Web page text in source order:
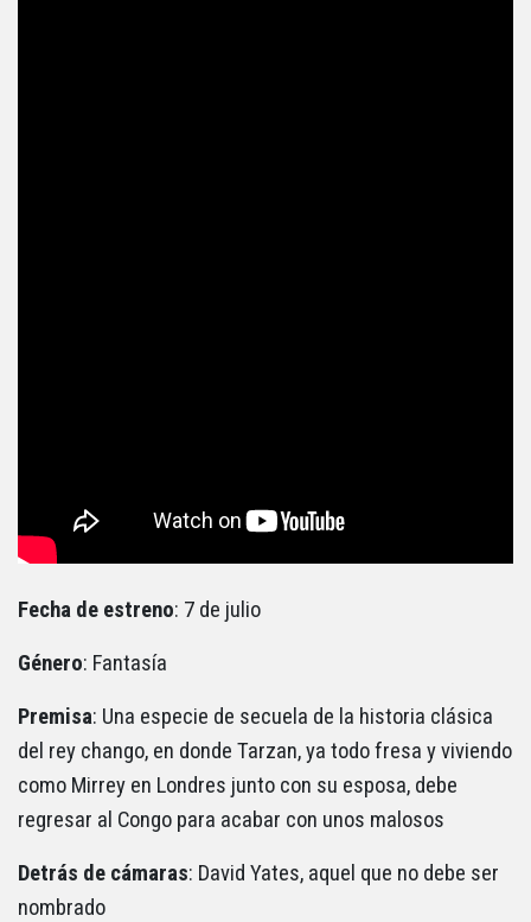
Fecha de estreno: 7 de julio
Género: Fantasía
Premisa: Una especie de secuela de la historia clásica
del rey chango, en donde Tarzan, ya todo fresa y viviendo
como Mirrey en Londres junto con su esposa, debe
regresar al Congo para acabar con unos malosos
Detrás de cámaras: David Yates, aquel que no debe ser
nombrado